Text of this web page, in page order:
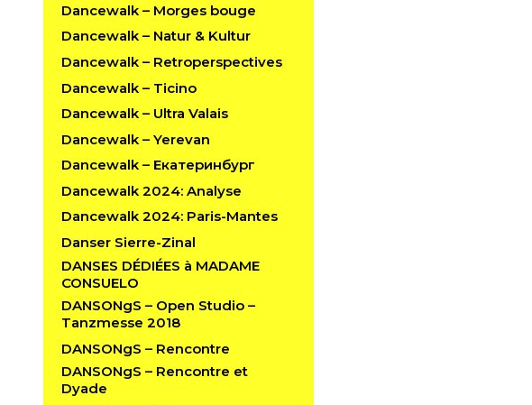
Dancewalk – Morges bouge
Dancewalk – Natur & Kultur
Dancewalk – Retroperspectives
Dancewalk – Ticino
Dancewalk – Ultra Valais
Dancewalk – Yerevan
Dancewalk – Екатеринбург
Dancewalk 2024: Analyse
Dancewalk 2024: Paris-Mantes
Danser Sierre-Zinal
DANSES DÉDIÉES à MADAME
CONSUELO
DANSONgS – Open Studio –
Tanzmesse 2018
DANSONgS – Rencontre
DANSONgS – Rencontre et
Dyade